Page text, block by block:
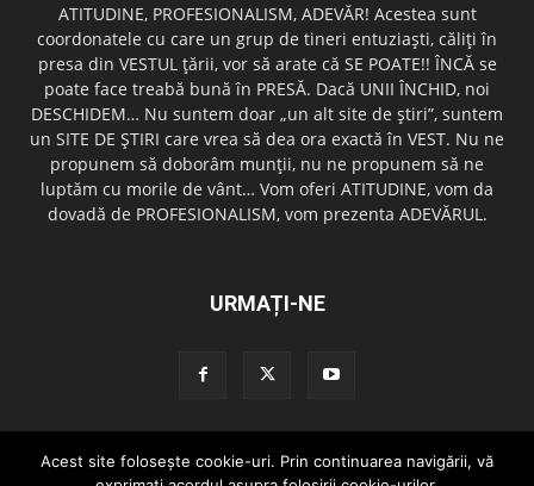
ATITUDINE, PROFESIONALISM, ADEVĂR! Acestea sunt
coordonatele cu care un grup de tineri entuziaşti, căliţi în
presa din VESTUL ţării, vor să arate că SE POATE!! ÎNCĂ se
poate face treabă bună în PRESĂ. Dacă UNII ÎNCHID, noi
DESCHIDEM… Nu suntem doar „un alt site de ştiri”, suntem
un SITE DE ŞTIRI care vrea să dea ora exactă în VEST. Nu ne
propunem să doborâm munţii, nu ne propunem să ne
luptăm cu morile de vânt… Vom oferi ATITUDINE, vom da
dovadă de PROFESIONALISM, vom prezenta ADEVĂRUL.
URMAȚI-NE
Redactia GazetaDinVest.ro Termeni de utilizare
Cod de conduita
Acest site foloseşte cookie-uri. Prin continuarea navigării, vă